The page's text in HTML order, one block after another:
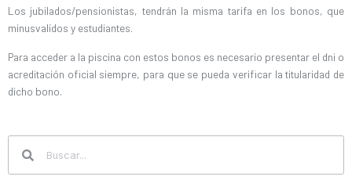
Los jubilados/pensionistas, tendrán la misma tarifa en los bonos, que
minusvalídos y estudiantes.
Para acceder a la piscina con estos bonos es necesario presentar el dni o
acreditación oficial siempre, para que se pueda verificar la titularidad de
dicho bono.